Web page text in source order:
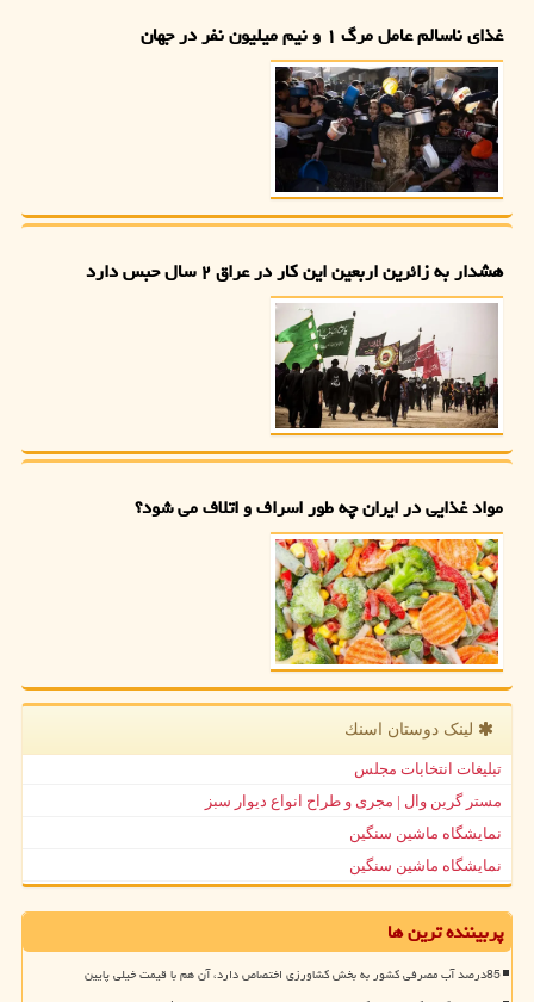
غذای ناسالم عامل مرگ ۱ و نیم میلیون نفر در جهان
هشدار به زائرین اربعین این کار در عراق ۲ سال حبس دارد
مواد غذایی در ایران چه طور اسراف و اتلاف می شود؟
لینک دوستان اسنك
تبلیغات انتخابات مجلس
مستر گرین وال | مجری و طراح انواع دیوار سبز
نمایشگاه ماشین سنگین
نمایشگاه ماشین سنگین
پربیننده ترین ها
85درصد آب مصرفی کشور به بخش کشاورزی اختصاص دارد، آن هم با قیمت خیلی پایین